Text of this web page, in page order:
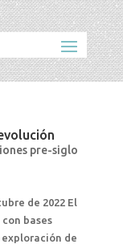
pre-siglo
de 2022 El
bases
de